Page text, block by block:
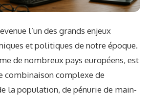
l’un des grands enjeux
et politiques de notre époque.
de nombreux pays européens, est
combinaison complexe de
la population, de pénurie de main-